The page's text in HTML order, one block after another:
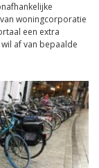
woningcorporatie
een extra
af van bepaalde